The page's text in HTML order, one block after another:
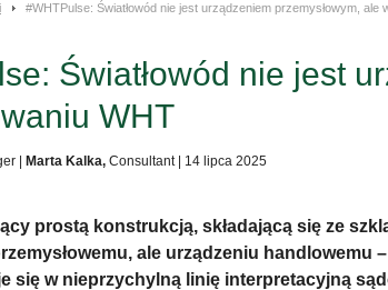
#WHTPulse: Światłowód nie jest urządzeniem przemysłowym,
Światłowód nie jest
WHT
Marta Kalka, Consultant 14 lipca 2025
prostą konstrukcją, składającą się ze
ale urządzeniu handlowemu
się w nieprzychylną linię interpretacyjną